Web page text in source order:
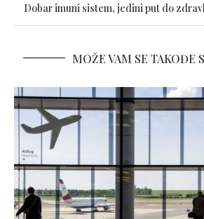
Dobar imuni sistem, jedini put do
MOŽE VAM SE TAKOĐE